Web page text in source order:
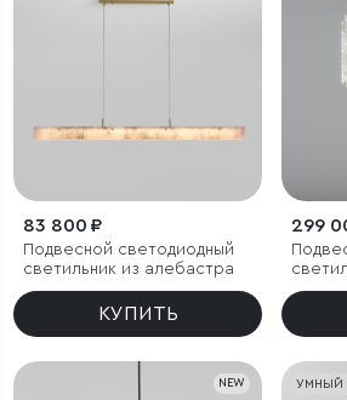
83 800 ₽
Подвесной светодиодный
светильник из алебастра
КУПИТЬ
299
NEW УМНЫЙ